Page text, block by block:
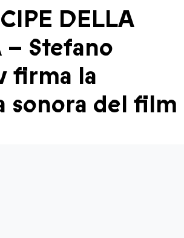
DELLA
– Stefano
firma la
sonora del film